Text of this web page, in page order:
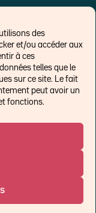
des
et/ou accéder aux
à ces
telles que le
sur ce site. Le fait
peut avoir un
fonctions.